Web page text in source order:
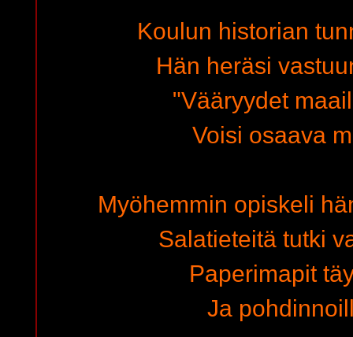
Koulun historian
Hän heräsi
"Vääryydet
Voisi osaava
Myöhemmin opiskeli
Salatieteitä tutki
Paperimapit
Ja